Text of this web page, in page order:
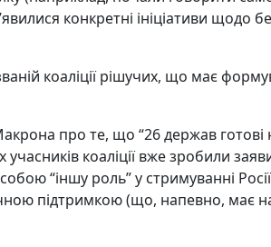
конкретні ініціативи щодо
коаліції рішучих, що має
про те, що “26 держав готові
коаліції вже зробили
“іншу роль” у стримуванні
підтримкою (що, напевно, має